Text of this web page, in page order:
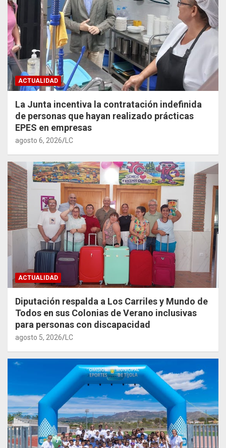
ACTUALIDAD
La Junta incentiva la contratación indefinida
de personas que hayan realizado prácticas
EPES en empresas
agosto 6, 2026 LC
ACTUALIDAD
Diputación respalda a Los Carriles y Mundo de
Todos en sus Colonias de Verano inclusivas
para personas con discapacidad
agosto 5, 2026 LC